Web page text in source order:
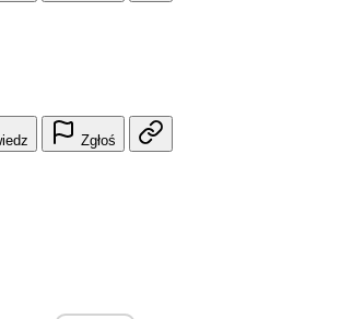
Zgłoś